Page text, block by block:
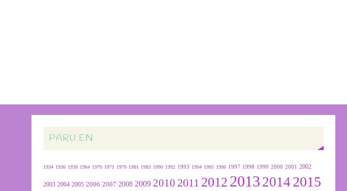
PARU EN
1934 1936 1938 1964 1970 1971 1979 1981 1983 1990 1992 1993 1994 1995 1996 1997 1998 1999 2000 2001 2002
2003 2004 2005 2006 2007 2008 2009 2010 2011 2012 2013 2014 2015